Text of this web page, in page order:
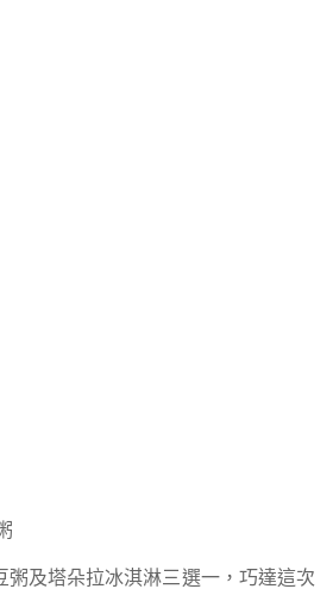
粥及塔朵拉冰淇淋三選一，巧達這次